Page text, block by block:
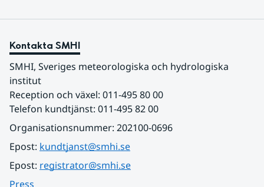
Kontakta SMHI
SMHI, Sveriges meteorologiska och hydrologiska
institut
Reception och växel: 011-495 80 00
Telefon kundtjänst: 011-495 82 00
Organisationsnummer: 202100-0696
Epost: kundtjanst@smhi.se
Epost: registrator@smhi.se
Press